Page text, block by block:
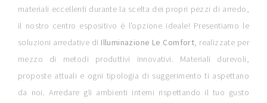
materiali eccellenti durante la scelta dei propri pezzi di arredo,
il nostro centro espositivo è l'opzione ideale! Presentiamo le
soluzioni arredative di Illuminazione Le Comfort, realizzate per
mezzo di metodi produttivi innovativi. Materiali durevoli,
proposte attuali e ogni tipologia di suggerimento ti aspettano
da noi. Arredare gli ambienti interni rispettando il tuo gusto